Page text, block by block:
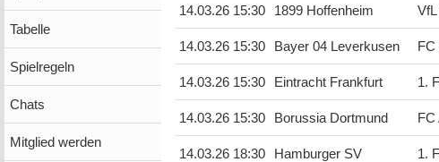
Tabelle
Spielregeln
Chats
Mitglied werden
14.03.26 15:30 1899 Hoffenheim
14.03.26 15:30 Bayer 04 Leverkusen
14.03.26 15:30 Eintracht Frankfurt 1.
14.03.26 15:30 Borussia Dortmund FC
14.03.26 18:30 Hamburger SV 1.